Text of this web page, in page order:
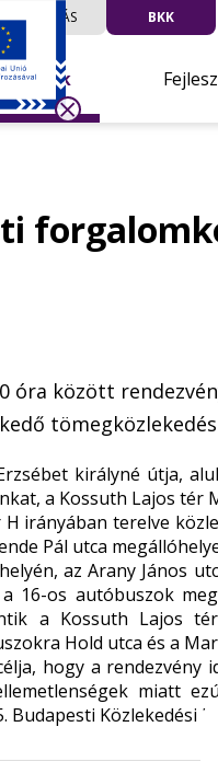
UTAZÁS BKK
Hírek
óra között
királyné útja,
a Kossuth Lajos tér
irányában terelve
Pál utca
az Arany János
16-os autóbuszok
a Kossuth Lajos
Hold utca és a
hogy a
miatt
Közlekedési